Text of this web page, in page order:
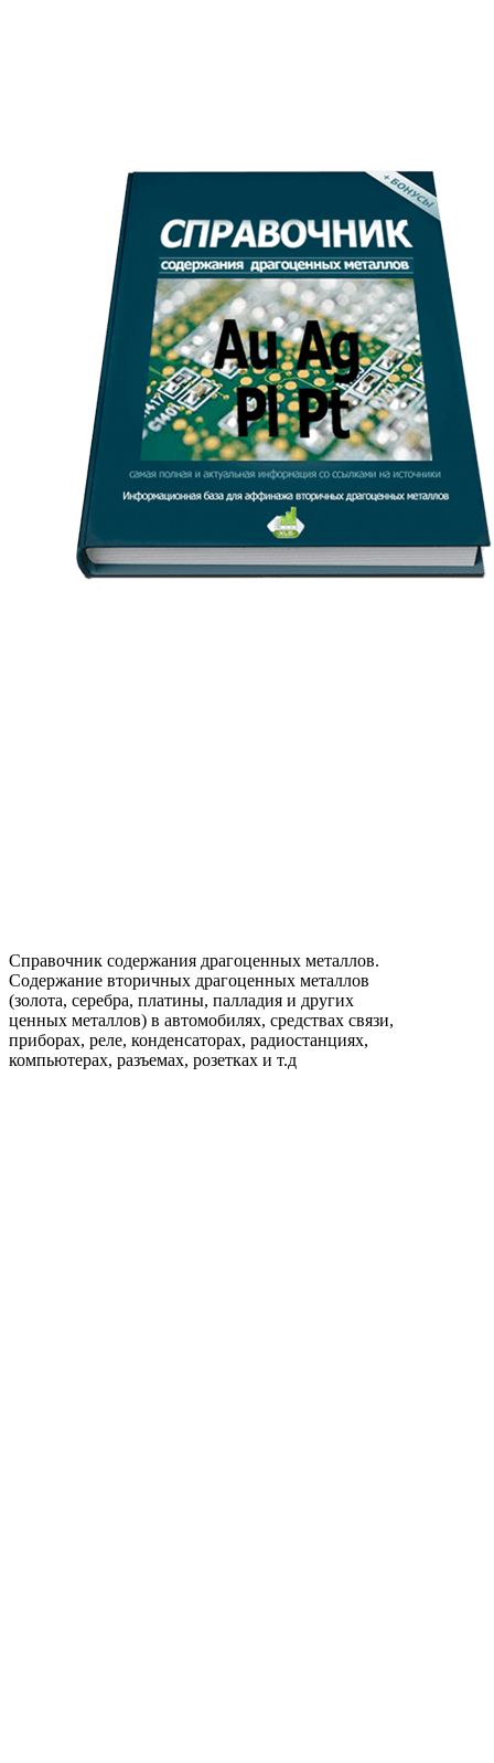
Справочник содержания драгоценных металлов.
Содержание вторичных драгоценных металлов
(золота, серебра, платины, палладия и других
ценных металлов) в автомобилях, средствах связи,
приборах, реле, конденсаторах, радиостанциях,
компьютерах, разъемах, розетках и т.д